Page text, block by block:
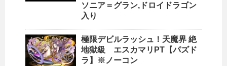
ソニア＝グラン,ドロイドラゴン
入り
極限デビルラッシュ！天魔界 絶
地獄級 エスカマリPT【パズド
ラ】※ノーコン